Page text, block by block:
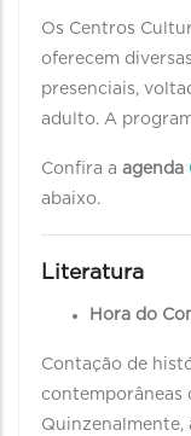
Os Centros
oferecem
presenciais,
adulto. A
Confira a agenda
abaixo.
Literatura
Hora do
Contação de
contemporâneas
Quinzenalmente,